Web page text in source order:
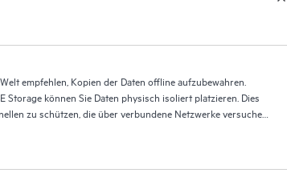
empfehlen, Kopien der Daten offline aufzubewahren.
Storage können Sie Daten physisch isoliert platzieren. Dies
zu schützen, die über verbundene Netzwerke versuchen,